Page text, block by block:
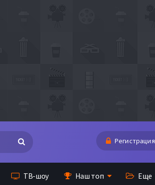
Регистрация
ТВ-шоу Наш топ Еще